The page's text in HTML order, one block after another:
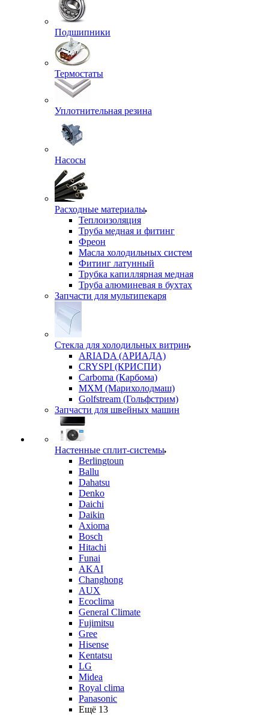
Подшипники
Термостаты
Уплотнительная резина
Насосы
Расходные материалы
Теплоизоляция
Труба медная и фитинг
Фреон
Масла холодильных систем
Фитинг латунный
Трубка капиллярная медная
Труба алюминевая в бухтах
Запчасти для мультипекаря
Стекла для холодильных витрин
ARIADA (АРИАДА)
CRYSPI (КРИСПИ)
Carboma (Карбома)
MXM (Марихолодмаш)
Golfstream (Гольфстрим)
Запчасти для швейных машин
Настенные сплит-системы
Berlingtoun
Ballu
Dahatsu
Denko
Daichi
Daikin
Axioma
Bosch
Hitachi
Funai
AKAI
Changhong
AUX
Ecoclima
General Climate
Fujimitsu
Gree
Hisense
Kentatsu
LG
Midea
Royal clima
Panasonic
Ещё 13